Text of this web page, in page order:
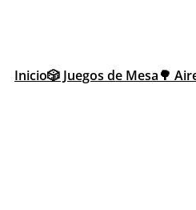
Inicio🎲 Juegos de Mesa🌳